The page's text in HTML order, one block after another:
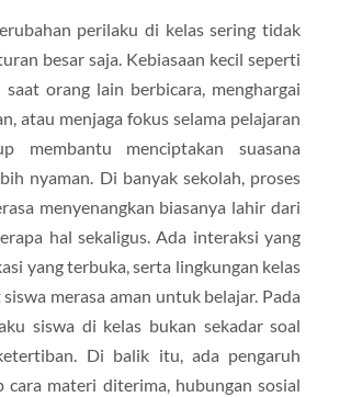
perilaku di kelas sering tidak
besar saja. Kebiasaan kecil seperti
saat orang lain berbicara, menghargai
atau menjaga fokus selama pelajaran
membantu menciptakan suasana
nyaman. Di banyak sekolah, proses
menyenangkan biasanya lahir dari
hal sekaligus. Ada interaksi yang
yang terbuka, serta lingkungan kelas
merasa aman untuk belajar. Pada
siswa di kelas bukan sekadar soal
Di balik itu, ada pengaruh
cara materi diterima, hubungan sosial